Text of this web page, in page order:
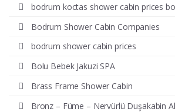
bodrum koctas shower cabin prices
Bodrum Shower Cabin Companies
bodrum shower cabin prices
Bolu Bebek Jakuzi SPA
Brass Frame Shower Cabin
Bronz – Füme – Nervürlü Duşakabin